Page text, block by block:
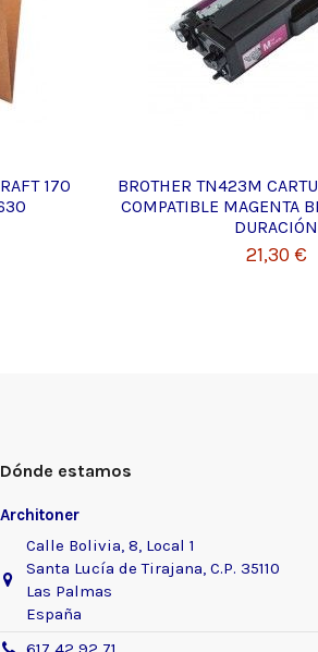
170
BROTHER TN423M
COMPATIBLE MAGENTA
DURACIÓN
21,30 €
Dónde estamos
Architoner
Calle Bolivia, 8, Local 1
Santa Lucía de Tirajana, C.P. 35110
Las Palmas
España